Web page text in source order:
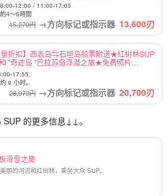
12:00 / 11:00-17:05
4～6時間
15,270円 →方向标记或指示器 13,600刃
折扣】西表岛⇆石垣岛船票附送★红树林SUP
"奇迹岛 "巴拉苏岛浮潜之旅★免费照片
17:55.
9 小时。
28,070円 →方向标记或指示器 20,700刃
SUP 的更多信息↓↓。
滑雪之旅
丽的河流和红树林，乘坐大众 SUP。